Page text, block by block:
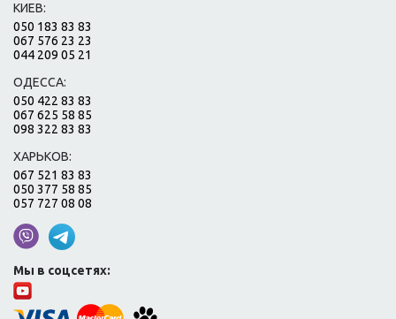
КИЕВ:
050 183 83 83
067 576 23 23
044 209 05 21
ОДЕССА:
050 422 83 83
067 625 58 85
098 322 83 83
ХАРЬКОВ:
067 521 83 83
050 377 58 85
057 727 08 08
Мы в соцсетях: